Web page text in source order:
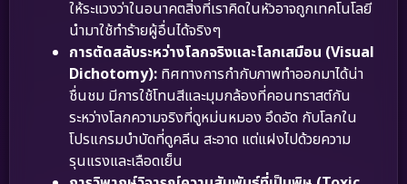
ให้ระแวงว่าในอนาคตสิ่งที่เราคิดในหัวอาจถูกเทคโนโลยี
นำมาใช้ทำร้ายผู้อื่นได้จริงๆ
การตัดสลับระหว่างโลกจริงและโลกเสมือน (Visual
Dichotomy): ทิศทางการกำกับภาพทำออกมาได้น่า
ชื่นชม มีการใช้โทนสีและมุมกล้องที่คอนทราสต์กัน
ระหว่างโลกความจริงที่ดูหม่นหมอง อึดอัด กับโลกใน
โปรแกรมบำบัดที่ดูคลีน สะอาด แต่แฝงไปด้วยความ
รุนแรงและเลือดเย็น